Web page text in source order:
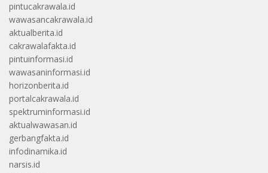
pintucakrawala.id
wawasancakrawala.id
aktualberita.id
cakrawalafakta.id
pintuinformasi.id
wawasaninformasi.id
horizonberita.id
portalcakrawala.id
spektruminformasi.id
aktualwawasan.id
gerbangfakta.id
infodinamika.id
narsis.id